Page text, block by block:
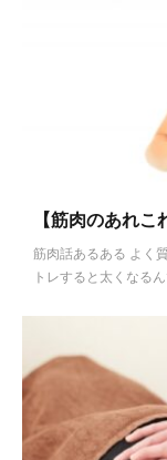
【筋肉のあれ
筋肉話あるある よく
トレすると太くな